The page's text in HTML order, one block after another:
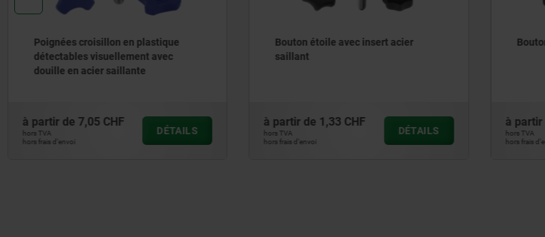
Bouton étoile avec insert acier
saillant
à partir de1,33 CHF
hors TVA
hors frais d’envoi
DÉTAILS
Bouton aster ergonomique
à partir de 6,27 CHF
hors TVA
hors frais d’envoi
DÉTAILS
à
hors TVA
hors frais